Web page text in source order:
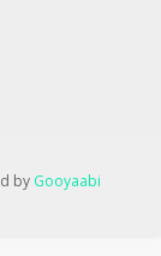
by Gooyaabi